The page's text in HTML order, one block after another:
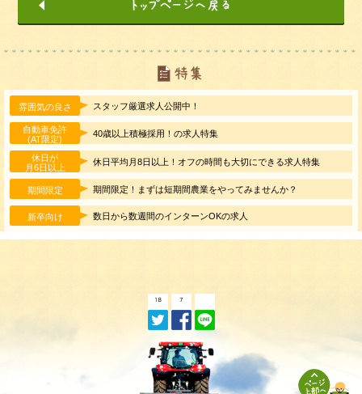
雰囲気の良さ スタッフ厳選求人公開中！
自動車免許
(AT限定)
40歳以上積極採用！の求人特集
休日が
月6日以上
休日平均月8日以上！オフの時間も大切にできる求人特集
期間限定 期間限定！まずは短期間農業をやってみませんか？
新卒向け 数日から数週間のインターンOKの求人